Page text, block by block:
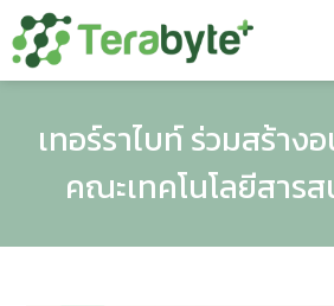
เทอร์ราไบท์ ร่วมสร้าง
คณะเทคโนโลยีสาร